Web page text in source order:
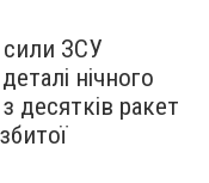
сили ЗСУ
нічного
десятків ракет